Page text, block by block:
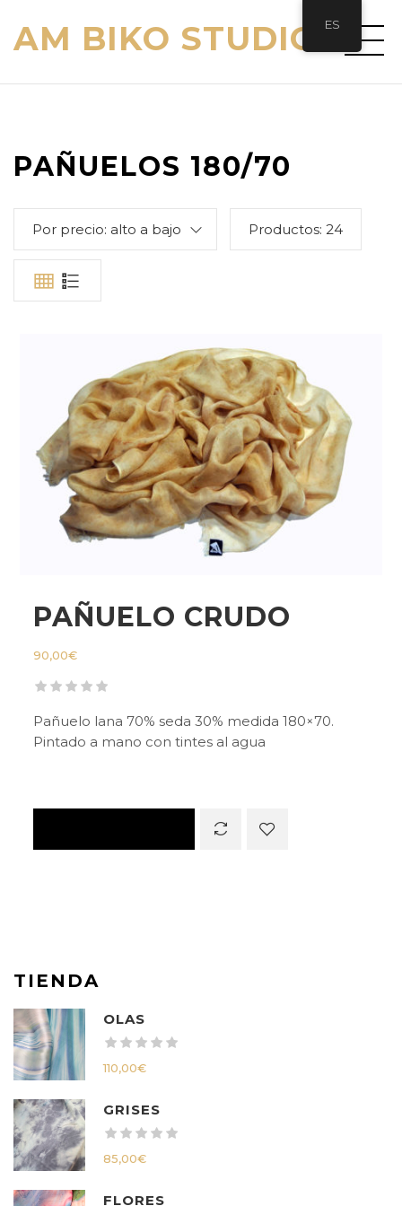
AM BIKO STUDIO
PAÑUELOS 180/70
Por precio: alto a bajo Productos: 24
PAÑUELO CRUDO
90,00€
Pañuelo lana 70% seda 30% medida 180×70.
Pintado a mano con tintes al agua
TIENDA
OLAS
110,00€
GRISES
85,00€
FLORES
ES